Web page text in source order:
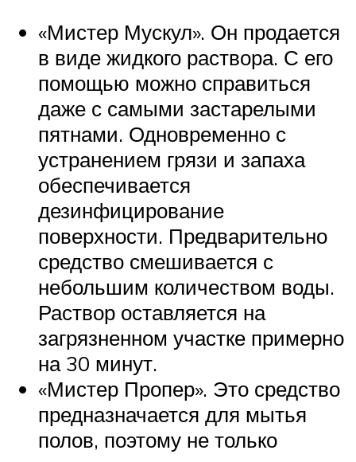
«Мистер Мускул». Он продается
в виде жидкого раствора. С его
помощью можно справиться
даже с самыми застарелыми
пятнами. Одновременно с
устранением грязи и запаха
обеспечивается
дезинфицирование
поверхности. Предварительно
средство смешивается с
небольшим количеством воды.
Раствор оставляется на
загрязненном участке примерно
на 30 минут.
«Мистер Пропер». Это средство
предназначается для мытья
полов, поэтому не только